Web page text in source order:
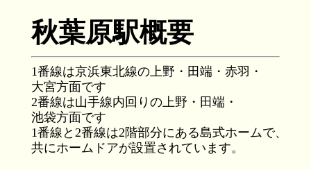
秋葉原駅概要
1番線は京浜東北線の上野・田端・赤羽・
大宮方面です
2番線は山手線内回りの上野・田端・
池袋方面です
1番線と2番線は2階部分にある島式ホームで、
共にホームドアが設置されています。